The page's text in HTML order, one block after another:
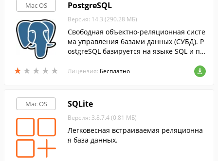
Mac OS
★ ★ ★ ★ ★
★ ★ ★ ★ ★
PostgreSQL
Версия: 14.3 (290.28 МБ)
Свободная объектно-реляционная систе
ма управления базами данных (СУБД). P
ostgreSQL базируется на языке SQL и по
андарта SQL:2003 (ISO/IEC 9075).
Лицензия: Бесплатно
Mac OS SQLite
Версия: 3.8.7.4 (0.81 МБ)
Легковесная встраиваемая реляционна
я база данных.